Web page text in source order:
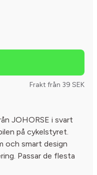
Frakt från 39 SEK
JOHORSE i svart
på cykelstyret.
och smart design
Passar de flesta